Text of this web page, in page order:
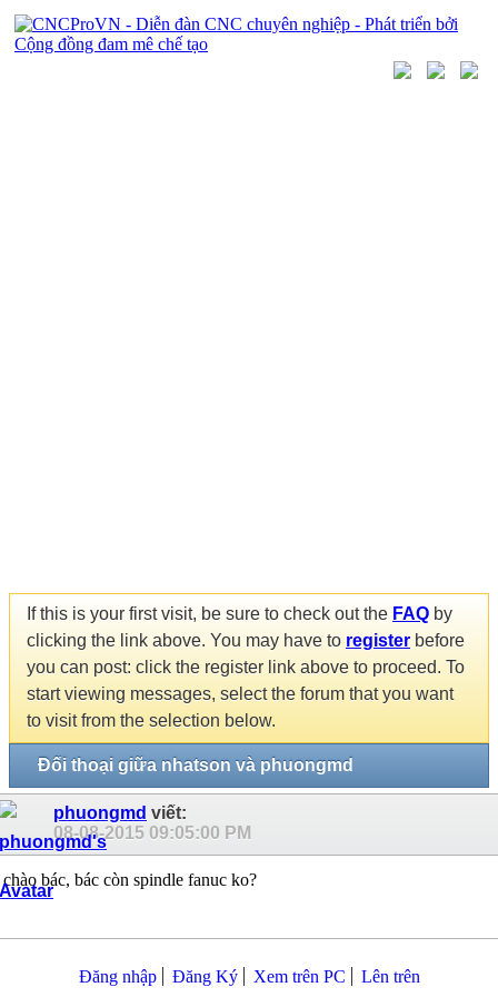
If this is your first visit, be sure to check out the FAQ by
clicking the link above. You may have to register before
you can post: click the register link above to proceed. To
start viewing messages, select the forum that you want
to visit from the selection below.
Đối thoại giữa nhatson và phuongmd
phuongmd viết:
08-08-2015 09:05:00 PM
chào bác, bác còn spindle fanuc ko?
Đăng nhập Đăng Ký Xem trên PC Lên trên